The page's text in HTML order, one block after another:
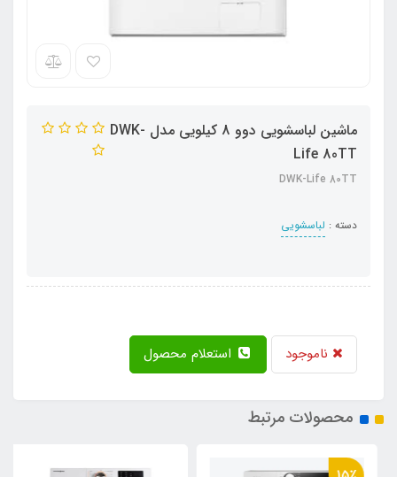
ماشین لباسشویی دوو 8 کیلویی مدل DWK-
Life 80TT
DWK-Life 80TT
دسته : لباسشویی
ناموجود
محصولات مرتبط